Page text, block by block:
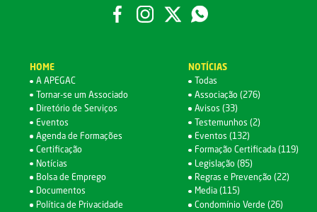
HOME
A APEGAC
Tornar-se um Associado
Diretório de Serviços
Eventos
Agenda de Formações
Certificação
Notícias
Bolsa de Emprego
Documentos
Política de Privacidade
NOTÍCIAS
Todas
Associação (276)
Avisos (33)
Testemunhos (2)
Eventos (132)
Formação Certificada (119)
Legislação (85)
Regras e Prevenção (22)
Media (115)
Condomínio Verde (26)